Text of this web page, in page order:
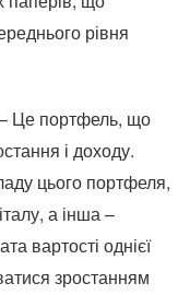
рівня
Це портфель, що
і доходу.
цього портфеля,
а інша –
вартості однієї
зростанням